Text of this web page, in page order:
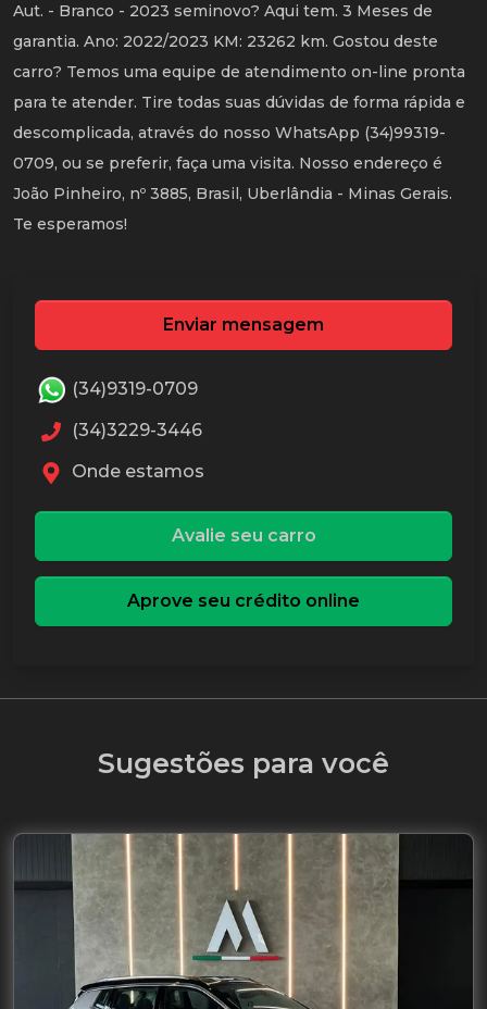
Aut. - Branco - 2023 seminovo? Aqui tem. 3 Meses de
garantia. Ano: 2022/2023 KM: 23262 km. Gostou deste
carro? Temos uma equipe de atendimento on-line pronta
para te atender. Tire todas suas dúvidas de forma rápida e
descomplicada, através do nosso WhatsApp (34)99319-
0709, ou se preferir, faça uma visita. Nosso endereço é
João Pinheiro, nº 3885, Brasil, Uberlândia - Minas Gerais.
Te esperamos!
Enviar mensagem
(34)9319-0709
(34)3229-3446
Onde estamos
Avalie seu carro
Aprove seu crédito online
Sugestões para você